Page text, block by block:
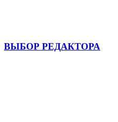
ВЫБОР РЕДАКТОРА